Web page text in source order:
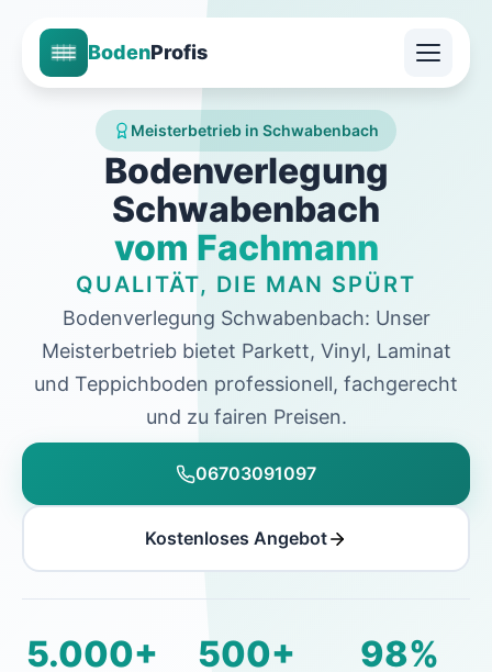
BodenProfis
Meisterbetrieb in Schwabenbach
Bodenverlegung
Schwabenbach
vom Fachmann
QUALITÄT, DIE MAN SPÜRT
Bodenverlegung Schwabenbach: Unser
Meisterbetrieb bietet Parkett, Vinyl, Laminat
und Teppichboden professionell, fachgerecht
und zu fairen Preisen.
06703091097
Kostenloses Angebot
5.000+ 500+ 98%